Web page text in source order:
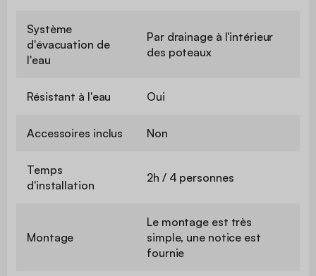
Système
d'évacuation de
l'eau
Par drainage à l'intérieur
des poteaux
Résistant à l'eau Oui
Accessoires inclus Non
Temps
d'installation
2h / 4 personnes
Montage
Le montage est très
simple, une notice est
fournie